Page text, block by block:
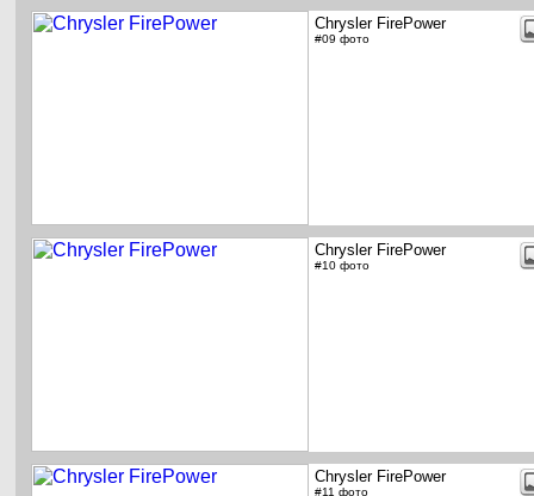
Chrysler FirePower
#09 фото
Chrysler FirePower
#10 фото
Chrysler FirePower
#11 фото